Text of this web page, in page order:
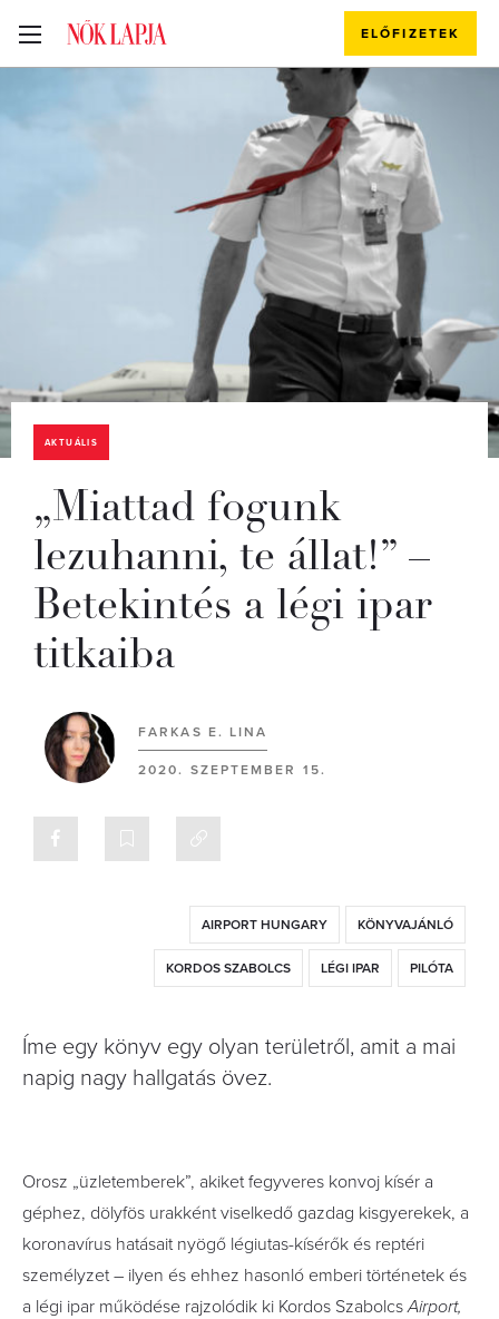
ELŐFIZETEK
AKTUÁLIS
„Miattad fogunk
lezuhanni, te állat!” –
Betekintés a légi ipar
titkaiba
FARKAS E. LINA
2020. SZEPTEMBER 15.
AIRPORT HUNGARY KÖNYVAJÁNLÓ
KORDOS SZABOLCS LÉGI IPAR PILÓTA
Íme egy könyv egy olyan területről, amit a mai
napig nagy hallgatás övez.
Orosz „üzletemberek”, akiket fegyveres konvoj kísér a
géphez, dölyfös urakként viselkedő gazdag kisgyerekek, a
koronavírus hatásait nyögő légiutas-kísérők és reptéri
személyzet – ilyen és ehhez hasonló emberi történetek és
a légi ipar működése rajzolódik ki Kordos SzabolcsAirport,